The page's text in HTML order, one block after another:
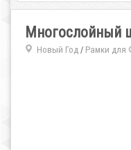
Многослойный
Новый Год/ Рамки для